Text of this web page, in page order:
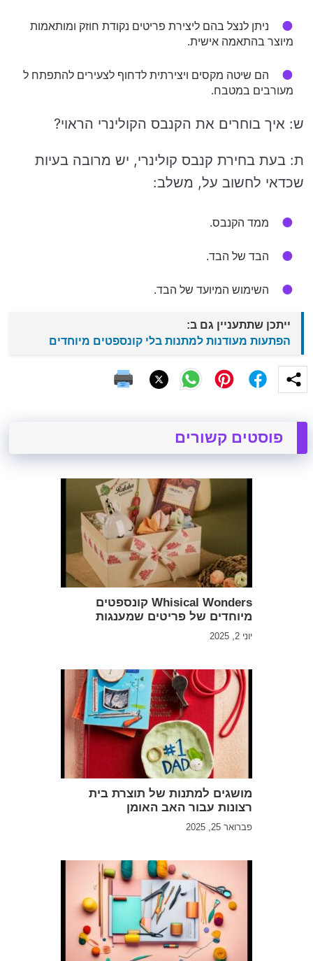
ניתן לנצל בהם ליצירת פריטים נקודת חוזק ומותאמות
מיוצר בהתאמה אישית.
הם שיטה מקסים ויצירתית לדחוף לצעירים להתפתח ל
מעורבים במטבח.
ש: איך בוחרים את הקנבס הקולינרי הראוי?
ת: בעת בחירת קנבס קולינרי, יש מרובה בעיות
שכדאי לחשוב על, משלב:
ממד הקנבס.
הבד של הבד.
השימוש המיועד של הבד.
ייתכן שתתעניין גם ב:
הפתעות מעודנות למתנות בלי קונספטים מיוחדים
פוסטים קשורים
Whisical Wonders קונספטים
מיוחדים של פריטים שמענגות
יוני 2, 2025
מושגים למתנות של תוצרת בית
רצונות עבור האב האומן
פברואר 25, 2025